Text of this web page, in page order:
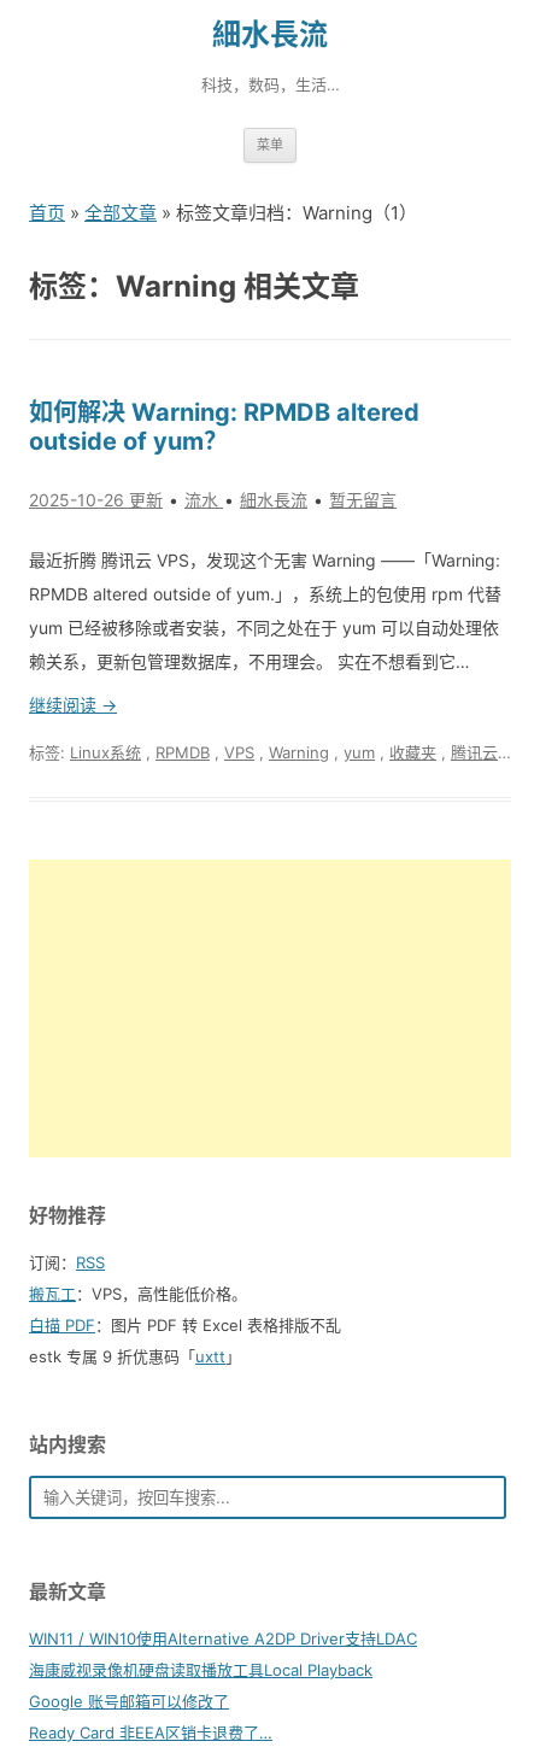
細水長流
科技，数码，生活…
菜单
到
首页 » 全部文章 » 标签文章归档：Warning（1）
标签：Warning 相关文章
如何解决 Warning: RPMDB altered
outside of yum？
2025-10-26 更新 流水 細水長流 暂无留言
最近折腾 腾讯云 VPS，发现这个无害 Warning ——「Warning:
RPMDB altered outside of yum.」，系统上的包使用 rpm 代替
yum 已经被移除或者安装，不同之处在于 yum 可以自动处理依
赖关系，更新包管理数据库，不用理会。 实在不想看到它…
继续阅读 →
标签: Linux系统 RPMDB VPS Warning yum 收藏夹 腾讯云VPS
好物推荐
订阅： RSS
搬瓦工：VPS，高性能低价格。️
白描 PDF：图片 PDF 转 Excel 表格排版不乱
estk 专属 9 折优惠码「uxtt 」
站内搜索
最新文章
WIN11 / WIN10使用Alternative A2DP Driver支持LDAC
海康威视录像机硬盘读取播放工具Local Playback
Google 账号邮箱可以修改了
Ready Card 非EEA区销卡退费了…